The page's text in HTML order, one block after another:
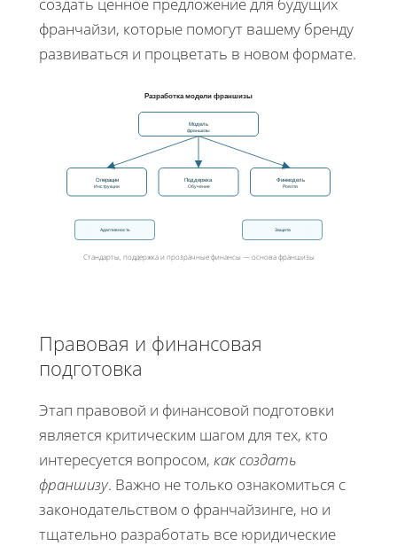
франчайзи, которые помогут вашему бренду
развиваться и процветать в новом формате.
Разработка модели франшизы
Модель
франшизы
Операции
Инструкции
Поддержка
Обучение
Финмодель
Роялти
Адаптивность Защита
Стандарты, поддержка и прозрачные финансы — основа франшизы
Правовая и финансовая
подготовка
Этап правовой и финансовой подготовки
является критическим шагом для тех, кто
интересуется вопросом, как создать
франшизу. Важно не только ознакомиться с
законодательством о франчайзинге, но и
тщательно разработать все юридические